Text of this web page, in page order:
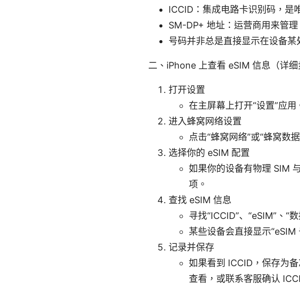
ICCID：集成电路卡识别码，是
SM-DP+ 地址：运营商用来管
号码并非总是直接显示在设备
二、iPhone 上查看 eSIM 信息（详细
打开设置
在主屏幕上打开“设置”应用
进入蜂窝网络设置
点击“蜂窝网络”或“蜂窝数
选择你的 eSIM 配置
如果你的设备有物理 SIM
项。
查找 eSIM 信息
寻找“ICCID”、“eSIM”、“
某些设备会直接显示“eSIM
记录并保存
如果看到 ICCID，保存为
查看，或联系客服确认